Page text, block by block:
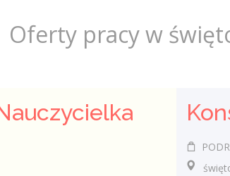
Oferty pracy w